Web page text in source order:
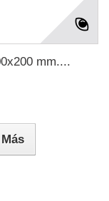
mm....
Más